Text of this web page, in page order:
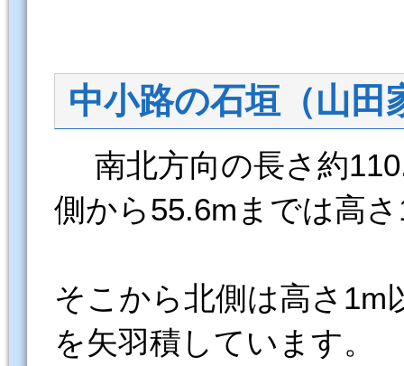
中小路の石垣（山田
南北方向の長さ約
側から55.6mまでは高
そこから北側は高さ1m
を矢羽積しています。